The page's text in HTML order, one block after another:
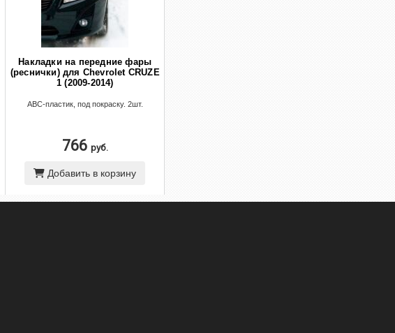
Накладки на передние фары
(реснички) для Chevrolet CRUZE
1 (2009-2014)
ABC-пластик, под покраску. 2шт.
766 руб.
Добавить в корзину